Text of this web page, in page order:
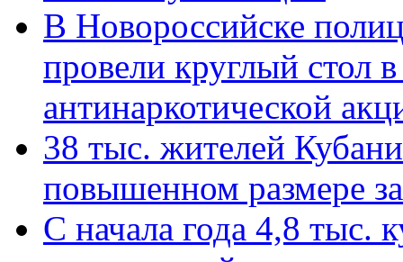
В Новороссийске
провели круглый стол
антинаркотической
38 тыс. жителей
повышенном размере
С начала года 4,8 тыс.